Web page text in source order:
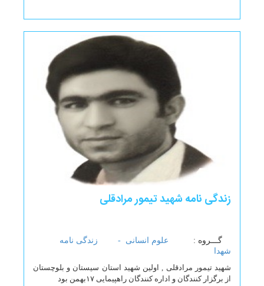
زندگی نامه شهید تیمور مرادقلی
گـــروه : علوم انسانی -
زندگی نامه
شهدا
شهید تیمور مرادقلی , اولین شهید استان سیستان و بلوچستان
از برگزار کنندگان و اداره کنندگان راهپیمایی ۱۷بهمن بود